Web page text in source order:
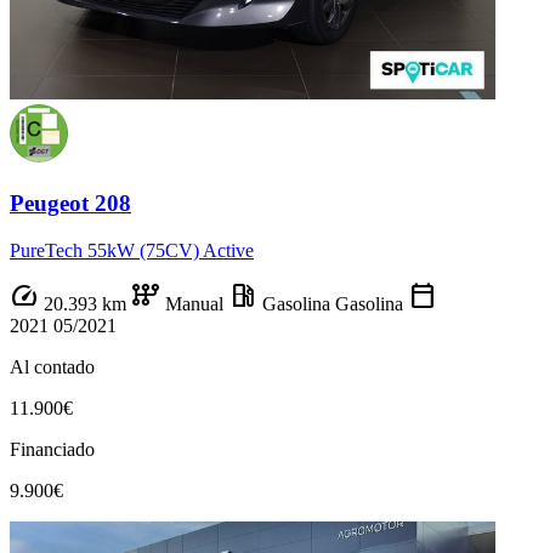
Peugeot 208
PureTech 55kW (75CV) Active
speed 20.393 km auto_transmission Manual local_gas_station Gasolina Gasolina calendar_today
2021 05/2021
Al contado
11.900€
Financiado
9.900€